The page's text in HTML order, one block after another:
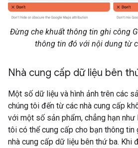
Đừng che khuất thông tin ghi công
thông tin đó với nội dung từ
Nhà cung cấp dữ liệu bên
Một số dữ liệu và hình ảnh trên các
chúng tôi đến từ các nhà cung cấp
với một số sản phẩm, chẳng hạn
tôi có thể cung cấp cho bạn thông
nhà cung cấp dữ liệu bên thứ ba. Khi